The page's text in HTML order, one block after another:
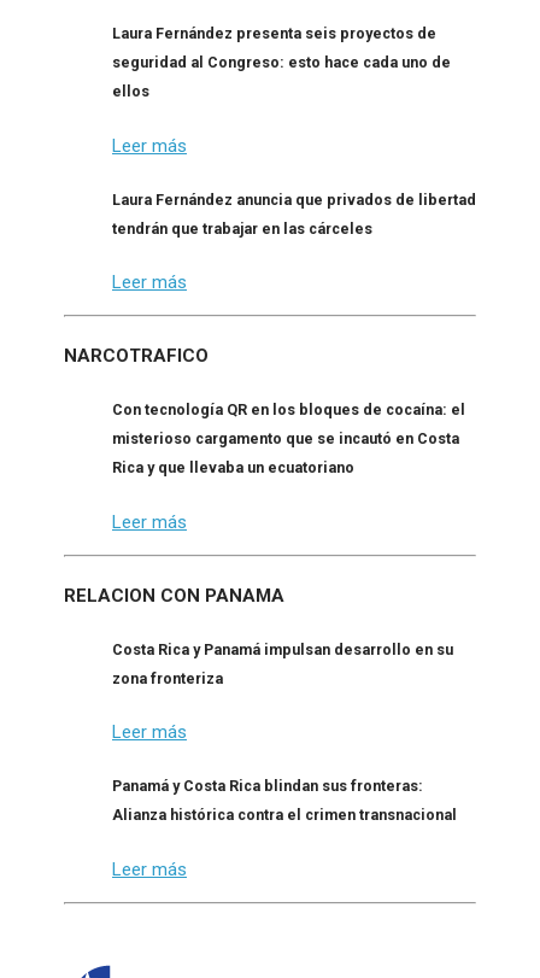
Laura Fernández presenta seis proyectos de
seguridad al Congreso: esto hace cada uno de
ellos
Leer más
Laura Fernández anuncia que privados de libertad
tendrán que trabajar en las cárceles
Leer más
NARCOTRAFICO
Con tecnología QR en los bloques de cocaína: el
misterioso cargamento que se incautó en Costa
Rica y que llevaba un ecuatoriano
Leer más
RELACION CON PANAMA
Costa Rica y Panamá impulsan desarrollo en su
zona fronteriza
Leer más
Panamá y Costa Rica blindan sus fronteras:
Alianza histórica contra el crimen transnacional
Leer más